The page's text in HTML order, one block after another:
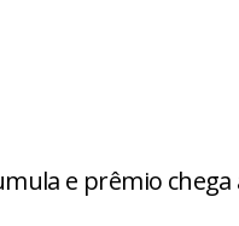
e prêmio chega